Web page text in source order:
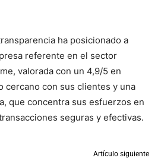
ha posicionado a
referente en el sector
valorada con un 4,9/5 en
cercano con sus clientes y una
que concentra sus esfuerzos en
seguras y efectivas.
Artículo siguiente